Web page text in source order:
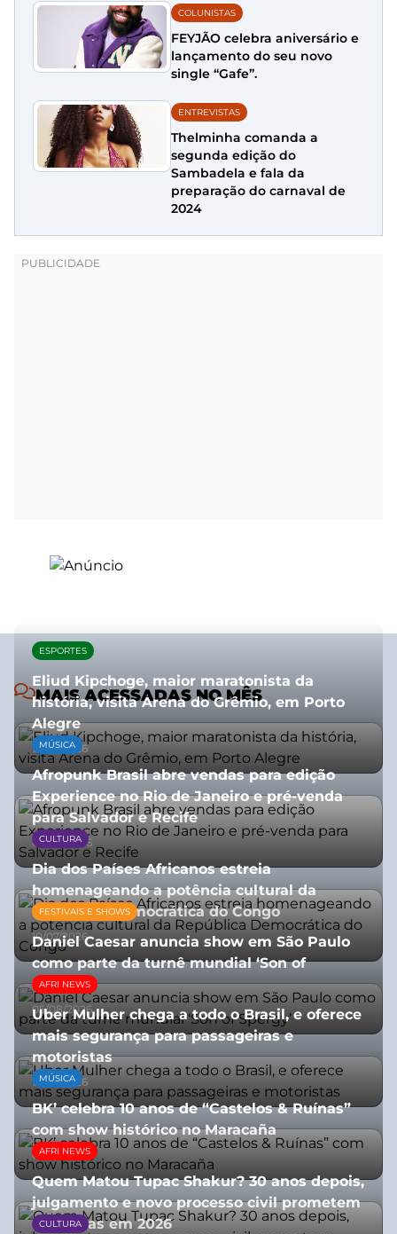
COLUNISTAS
FEYJÃO celebra aniversário e
lançamento do seu novo
single “Gafe”.
ENTREVISTAS
Thelminha comanda a
segunda edição do
Sambadela e fala da
preparação do carnaval de
2024
MAIS ACESSADAS NO MÊS
ESPORTES
Eliud Kipchoge, maior maratonista da
história, visita Arena do Grêmio, em Porto
Alegre
10/07/2026
MÚSICA
Afropunk Brasil abre vendas para edição
Experience no Rio de Janeiro e pré-venda
para Salvador e Recife
03/08/2026
CULTURA
Dia dos Países Africanos estreia
homenageando a potência cultural da
República Democrática do Congo
10/07/2026
FESTIVAIS E SHOWS
Daniel Caesar anuncia show em São Paulo
como parte da turnê mundial ‘Son of
Spergy’
05/08/2026
AFRI NEWS
Uber Mulher chega a todo o Brasil, e oferece
mais segurança para passageiras e
motoristas
10/07/2026
MÚSICA
BK’ celebra 10 anos de “Castelos & Ruínas”
com show histórico no Maracaña
06/08/2026
AFRI NEWS
Quem Matou Tupac Shakur? 30 anos depois,
julgamento e novo processo civil prometem
respostas em 2026
CULTURA